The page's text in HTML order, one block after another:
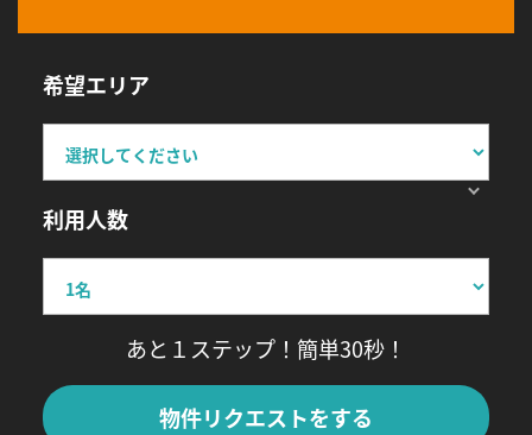
希望エリア
利用人数
あと１ステップ！簡単30秒！
物件リクエストをする